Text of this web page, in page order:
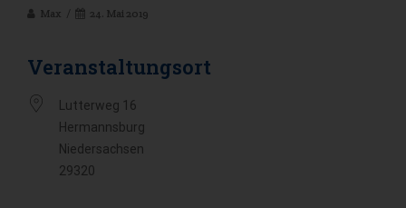
Max 24. Mai 2019
Veranstaltungsort
Lutterweg 16
Hermannsburg
Niedersachsen
29320